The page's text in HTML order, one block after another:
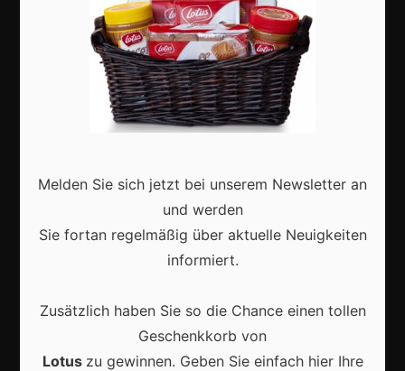
Karneval in Deutschland: Traditionen, Kostüme und
moderne Feierkultur
Karneval in Berlin erleben: Kreativität, Kultur und
Gemeinschaft auf einzigartige Weise entdecken
Melden Sie sich jetzt bei unserem Newsletter an
und werden
Sie fortan regelmäßig über aktuelle Neuigkeiten
informiert.
Zusätzlich haben Sie so die Chance einen tollen
Geschenkkorb von
Lotus zu gewinnen. Geben Sie einfach hier Ihre